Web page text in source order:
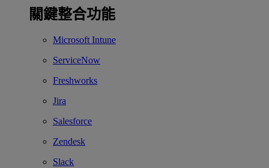
關鍵整合功能
Microsoft Intune
ServiceNow
Freshworks
Jira
Salesforce
Zendesk
Slack